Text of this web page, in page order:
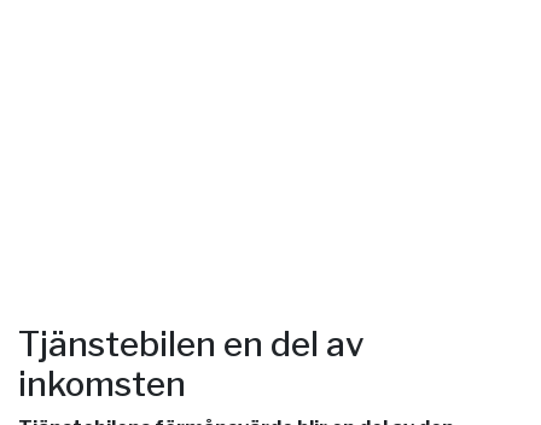
Tjänstebilen en del av
inkomsten